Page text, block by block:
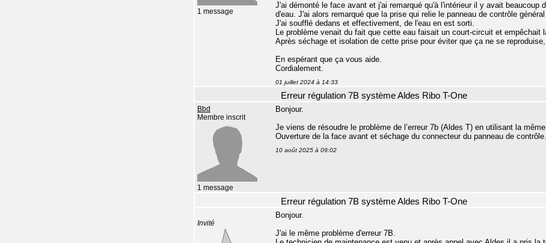
1 message
J'ai démonté le face avant et j'ai remarqué qu'à l'intérieur il y avait
d'eau. J'ai alors remarqué que la prise qui relie le panneau de contrôle
J'ai soufflé dedans et effectivement, de l'eau en est sorti.
Le problème venait du fait que cette eau faisait un court-circuit et empêchait
Après séchage et isolation de cette prise pour éviter que ça ne se
En espérant que ça vous aide.
Cordialement.
01 juillet 2024 à 14:33
Erreur régulation 7B système Aldes Ribo T-One
Bbd
Membre inscrit
1 message
Bonjour.
Je viens de résoudre le problème de l’erreur 7b (Aldes T) en utilisant la
Ouverture de la face avant et séchage du connecteur du panneau de contrôle.
10 août 2025 à 09:02
Erreur régulation 7B système Aldes Ribo T-One
Invité
Bonjour.
J'ai le même problème d'erreur 7B.